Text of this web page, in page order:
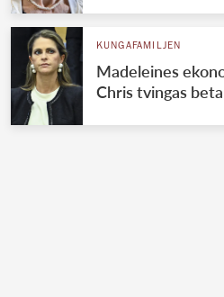
KUNGAFAMILJEN
Madeleines
Chris tvingas